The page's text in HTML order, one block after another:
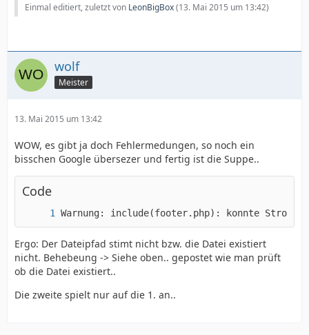
Einmal editiert, zuletzt von LeonBigBox(13. Mai 2015 um 13:42)
wolf
Meister
13. Mai 2015 um 13:42
WOW, es gibt ja doch Fehlermedungen, so noch ein
bisschen Google übersezer und fertig ist die Suppe..
Code
Warnung: include(footer.php): konnte Strom
Ergo: Der Dateipfad stimt nicht bzw. die Datei existiert
nicht. Behebeung -> Siehe oben.. gepostet wie man prüft
ob die Datei existiert..
Die zweite spielt nur auf die 1. an..